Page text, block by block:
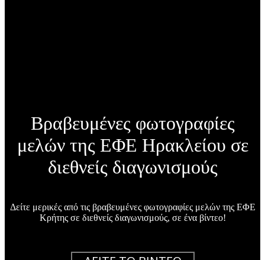
Βραβευμένες φωτογραφίες
μελών της ΕΦΕ Ηρακλείου σε
διεθνείς διαγωνισμούς
Δείτε μερικές από τις βραβευμένες φωτογραφίες μελών της ΕΦΕ
Κρήτης σε διεθνείς διαγωνισμούς, σε ένα βίντεο!